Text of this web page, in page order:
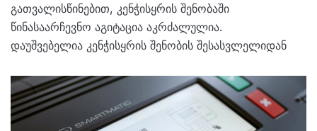
გათვალისწინებით, კენჭისყრის შენობაში
წინასაარჩევნო აგიტაცია აკრძალულია.
დაუშვებელია კენჭისყრის შენობის შესასვლელიდან